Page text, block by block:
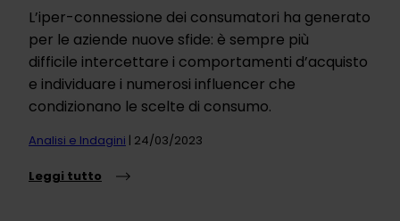
L’iper-connessione dei consumatori ha generato
per le aziende nuove sfide: è sempre più
difficile intercettare i comportamenti d’acquisto
e individuare i numerosi influencer che
condizionano le scelte di consumo.
Analisi e Indagini | 24/03/2023
Leggi tutto